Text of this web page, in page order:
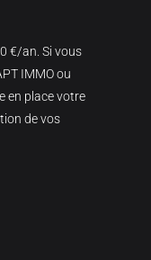
€/an. Si vous
IMMO ou
en place votre
de vos